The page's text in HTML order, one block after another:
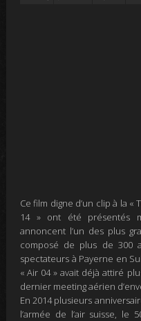
Ce film digne d’un clip à la «
14» ont été présentés
annoncent l’un des plus
composé de plus de 300
spectateurs à Payerne en
«Air 04» avait déjà attiré
dernier meeting aérien
En 2014plusieurs
l’armée de l’air suisse, le